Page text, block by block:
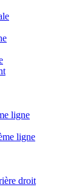
ligne
ligne
droit